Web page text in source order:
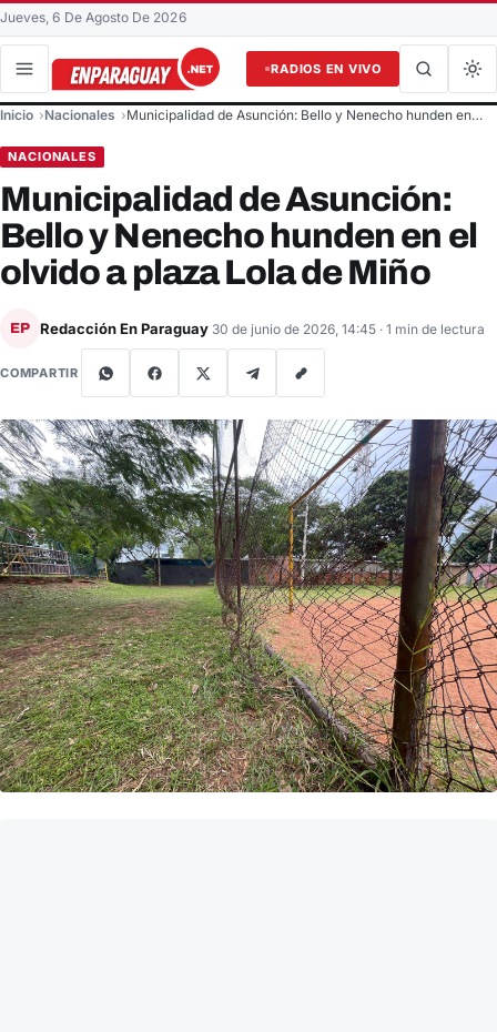
Jueves, 6 De Agosto De 2026
RADIOS EN VIVO
Buscar en el sitio
Inicio Nacionales Municipalidad de Asunción: Bello y Nenecho hunden en…
NACIONALES
Municipalidad de Asunción:
Bello y Nenecho hunden en el
olvido a plaza Lola de Miño
EP Redacción En Paraguay 30 de junio de 2026, 14:45 · 1 min de lectura
COMPARTIR